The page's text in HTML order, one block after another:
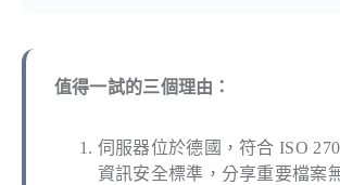
值得一試的三個理由：
伺服器位於德國，符合 ISO
資訊安全標準，分享重要檔案